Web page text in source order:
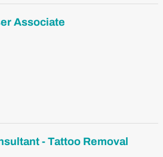
Associate
- Tattoo Removal